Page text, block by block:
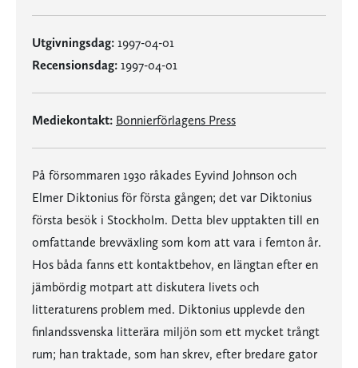
Utgivningsdag: 1997-04-01
Recensionsdag: 1997-04-01
Mediekontakt: Bonnierförlagens Press
På försommaren 1930 råkades Eyvind Johnson och
Elmer Diktonius för första gången; det var Diktonius
första besök i Stockholm. Detta blev upptakten till en
omfattande brevväxling som kom att vara i femton år.
Hos båda fanns ett kontaktbehov, en längtan efter en
jämbördig motpart att diskutera livets och
litteraturens problem med. Diktonius upplevde den
finlandssvenska litterära miljön som ett mycket trångt
rum; han traktade, som han skrev, efter bredare gator